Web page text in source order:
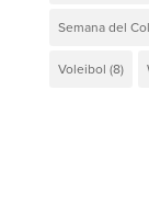
Semana del
Voleibol (8)